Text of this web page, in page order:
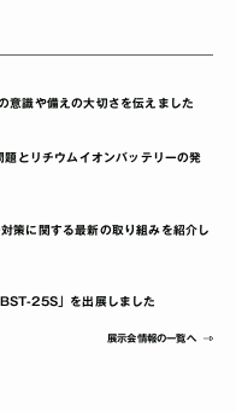
識や備えの大切さを伝えました
とリチウムイオンバッテリーの発
に関する最新の取り組みを紹介し
25S」を出展しました
展示会情報の一覧へ